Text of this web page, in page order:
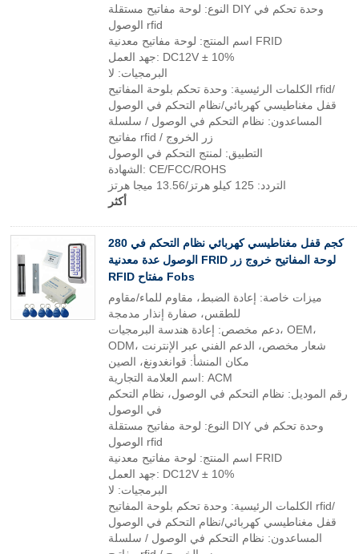
النوع: لوحة مفاتيح مستقلة DIY وحدة تحكم في
الوصول rfid
اسم المنتج: لوحة مفاتيح معدنية FRID
جهد العمل: DC12V ± 10%
البرمجيات: لا
الكلمات الرئيسية: وحدة تحكم بلوحة المفاتيح rfid/
قفل مغناطيسي كهربائي/نظام التحكم في الوصول
المساعدون: نظام التحكم في الوصول / سلسلة
مفاتيح rfid / زر الخروج
التطبيق: لمنتج التحكم في الوصول
الشهادة: CE/FCC/ROHS
التردد: 125 كيلو هرتز/13.56 ميجا هرتز
أكثر
280 كجم قفل مغناطيسي كهربائي نظام التحكم في
الوصول عدة معدنية FRID لوحة المفاتيح خروج زر
RFID مفتاح Fobs
ميزات خاصة: إعادة الضبط، مقاوم للماء/مقاوم
للطقس، صفارة إنذار مدمجة
دعم مخصص: إعادة هندسة البرمجيات، OEM،
ODM، شعار مخصص، الدعم الفني عبر الإنترنت
مكان المنشأ: قوانغدونغ، الصين
اسم العلامة التجارية: ACM
رقم الموديل: نظام التحكم في الوصول، نظام التحكم
في الوصول
النوع: لوحة مفاتيح مستقلة DIY وحدة تحكم في
الوصول rfid
اسم المنتج: لوحة مفاتيح معدنية FRID
جهد العمل: DC12V ± 10%
البرمجيات: لا
الكلمات الرئيسية: وحدة تحكم بلوحة المفاتيح rfid/
قفل مغناطيسي كهربائي/نظام التحكم في الوصول
المساعدون: نظام التحكم في الوصول / سلسلة